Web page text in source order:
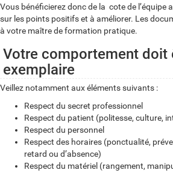
Vous bénéficierez donc de la cote de l’équipe
sur les points positifs et à améliorer. Les
à votre maître de formation pratique.
Votre comportement doit
exemplaire
Veillez notamment aux éléments suivants :
Respect du secret professionnel
Respect du patient (politesse, culture,
Respect du personnel
Respect des horaires (ponctualité,
retard ou d’absence)
Respect du matériel (rangement,